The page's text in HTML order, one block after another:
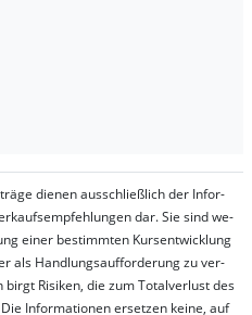
die­nen aus­schließ­lich der In­for­
dar. Sie sind we­
ei­ner be­stim­mt­en Kurs­ent­wick­lung
als Handl­ungs­auf­for­der­ung zu ver­
Ri­si­ken, die zum To­tal­ver­lust des
In­for­ma­tion­en er­setz­en kei­ne, auf